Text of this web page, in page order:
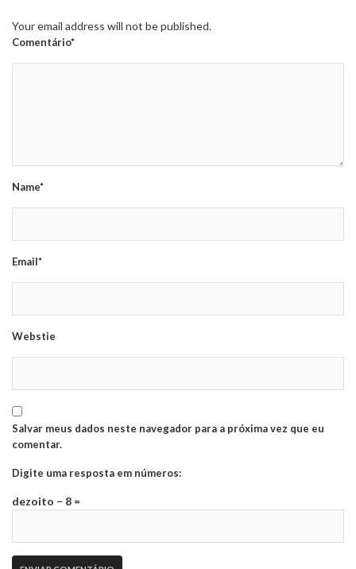
Your email address will not be published.
Comentário*
Name*
Email*
Webstie
Salvar meus dados neste navegador para a próxima vez que eu
comentar.
Digite uma resposta em números:
dezoito − 8 =